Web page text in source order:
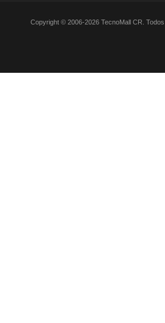
Copyright © 2006-2026 TecnoMall CR.